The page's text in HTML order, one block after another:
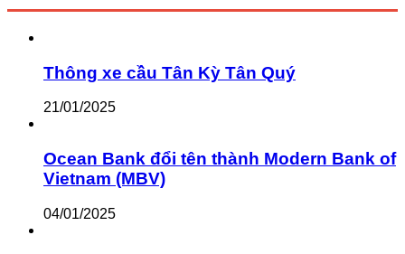
Thông xe cầu Tân Kỳ Tân Quý
21/01/2025
Ocean Bank đổi tên thành Modern Bank of
Vietnam (MBV)
04/01/2025